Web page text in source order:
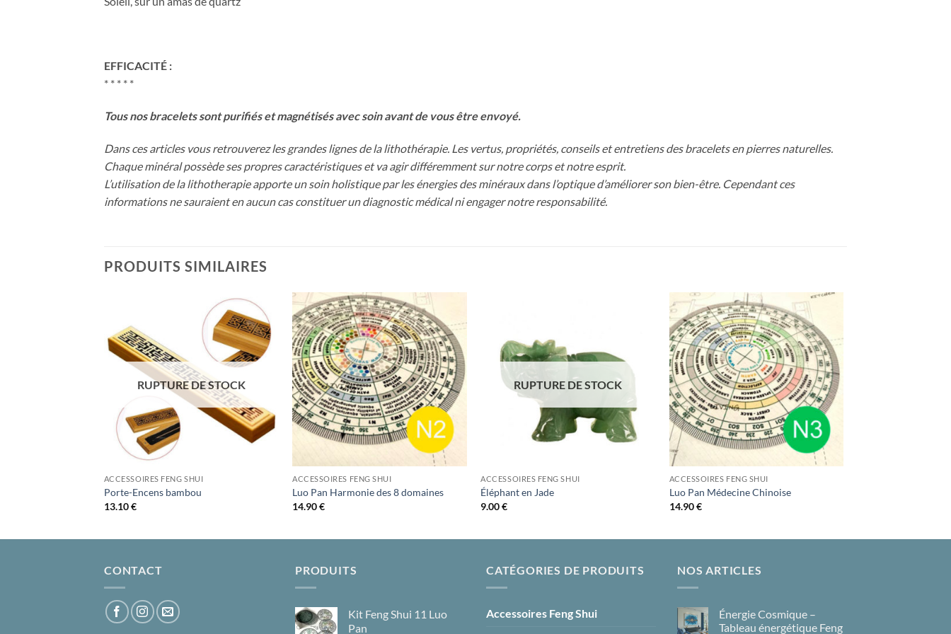
EFFICACITÉ :
* * * * *
Tous nos bracelets sont purifiés et magnétisés avec soin avant de vous être envoyé.
Dans ces articles vous retrouverez les grandes lignes de la lithothérapie. Les vertus, propriétés, conseils et entretiens des bracelets en pierres naturelles.
Chaque minéral possède ses propres caractéristiques et va agir différemment sur notre corps et notre esprit.
L’utilisation de la lithotherapie apporte un soin holistique par les énergies des minéraux dans l’optique d’améliorer son bien-être. Cependant ces
informations ne sauraient en aucun cas constituer un diagnostic médical ni engager notre responsabilité.
PRODUITS SIMILAIRES
Ajouter
à la liste
d’envies
RUPTURE DE STOCK
ACCESSOIRES FENG SHUI
Porte-Encens bambou
13.10€
Ajouter
à la liste
d’envies
ACCESSOIRES FENG SHUI
Luo Pan Harmonie des 8 domaines
14.90€
RUPTURE DE STOCK
ACCESSOIRES FENG SHUI
Éléphant en Jade
9.00€
Ajouter
à la liste
d’envies
ACCESSOIRES FENG SHUI
Luo Pan Médecine Chinoise
14.90€
CONTACT PRODUITS
Kit Feng Shui 11 Luo
Pan
CATÉGORIES DE PRODUITS
Accessoires Feng Shui
NOS ARTICLES
Énergie Cosmique –
Tableau énergétique Feng